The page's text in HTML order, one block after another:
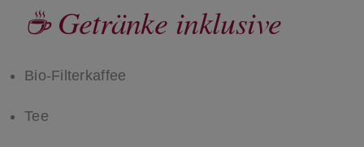
☕ Getränke inklusive
Bio-Filterkaffee
Tee